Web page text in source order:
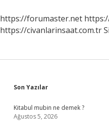
https://forumaster.net
https://civanlarinsaat.com.tr
Sidebar
Son Yazılar
Kitabul mubin ne demek ?
Ağustos 5, 2026